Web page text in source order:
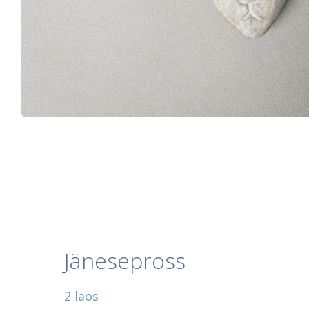
Jänesepross
2 laos